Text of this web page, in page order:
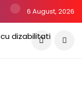
6 August, 2026